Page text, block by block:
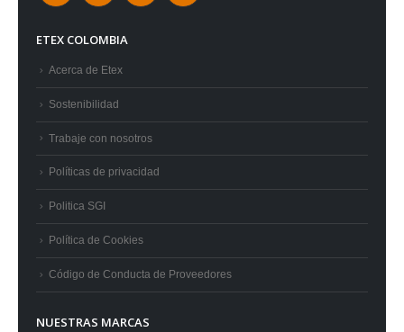
ETEX COLOMBIA
Acerca de Etex
Sostenibilidad
Trabaje con nosotros
Políticas de privacidad
Politica SGI
Política de Cookies
Código de Conducta de Proveedores
NUESTRAS MARCAS